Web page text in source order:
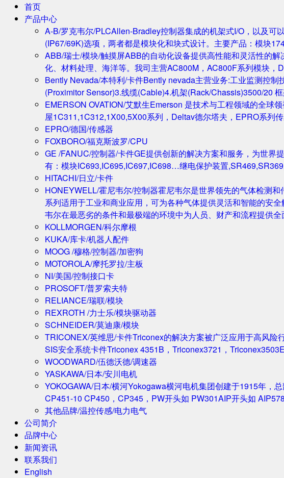
首页
产品中心
A-B/罗克韦尔/PLCAllen-Bradley控制器集成的机架式I/O，以及可
(IP67/69K)选项，两者都是模块化和块式设计。主要产品：模块
ABB/瑞士/模块/触摸屏ABB的自动化设备提供高性能和灵活性的
化、材料处理、海洋等。我司主营AC800M，AC800F系列模块
Bently Nevada/本特利/卡件Bently nevada主营业务:工业监测控
(Proximitor Sensor)3.线缆(Cable)4.机架(Rack/Chassis)3500/20
EMERSON OVATION/艾默生Emerson 是技术与工程领域的全球
屋1C311,1C312,1X00,5X00系列，Deltav德尔塔夫，EPRO系
EPRO/德国/传感器
FOXBORO/福克斯波罗/CPU
GE /FANUC/控制器/卡件GE提供创新的解决方案和服务，为世界
有：模块IC693,IC695,IC697,IC698…继电保护装置
HITACHI/日立/卡件
HONEYWELL/霍尼韦尔/控制器霍尼韦尔是世界领先的气体检测
系列适用于工业和商业应用，可为各种气体提供灵活和智能的安
韦尔在最恶劣的条件和最极端的环境中为人员、财产和流程提供全
KOLLMORGEN/科尔摩根
KUKA/库卡/机器人配件
MOOG /穆格/控制器/加密狗
MOTOROLA/摩托罗拉/主板
NI/美国/控制接口卡
PROSOFT/普罗索夫特
RELIANCE/瑞联/模块
REXROTH /力士乐/模块驱动器
SCHNEIDER/莫迪康/模块
TRICONEX/英维思/卡件Triconex的解决方案被广泛应用于高风险
SIS安全系统卡件Triconex 4351B，Triconex3721，
WOODWARD/伍德沃德/调速器
YASKAWA/日本/安川电机
YOKOGAWA/日本/横河Yokogawa横河电机集团创建于1915年，
CP451-10 CP450，CP345，PW开头如 PW301AIP开头如
其他品牌/温控传感/电力电气
公司简介
品牌中心
新闻资讯
联系我们
English